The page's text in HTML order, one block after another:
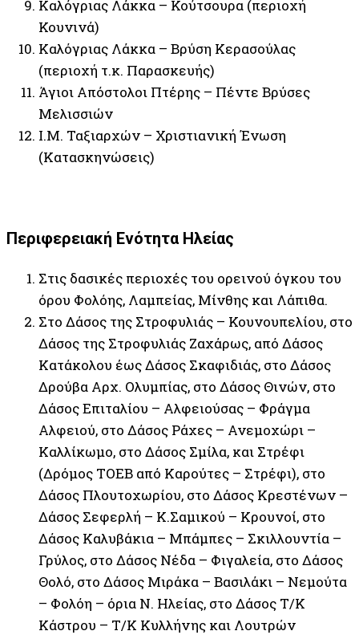
Καλόγριας Λάκκα – Κούτσουρα (περιοχή
Κουνινά)
Καλόγριας Λάκκα – Βρύση Κερασούλας
(περιοχή τ.κ. Παρασκευής)
Άγιοι Απόστολοι Πτέρης – Πέντε Βρύσες
Μελισσιών
Ι.Μ. Ταξιαρχών – Χριστιανική Ένωση
(Κατασκηνώσεις)
Περιφερειακή Ενότητα Ηλείας
Στις δασικές περιοχές του ορεινού όγκου του
όρου Φολόης, Λαμπείας, Μίνθης και Λάπιθα.
Στο Δάσος της Στροφυλιάς – Κουνουπελίου, στο
Δάσος της Στροφυλιάς Ζαχάρως, από Δάσος
Κατάκολου έως Δάσος Σκαφιδιάς, στο Δάσος
Δρούβα Αρχ. Ολυμπίας, στο Δάσος Θινών, στο
Δάσος Επιταλίου – Αλφειούσας – Φράγμα
Αλφειού, στο Δάσος Ράχες – Ανεμοχώρι –
Καλλίκωμο, στο Δάσος Σμίλα, και Στρέφι
(Δρόμος ΤΟΕΒ από Καρούτες – Στρέφι), στο
Δάσος Πλουτοχωρίου, στο Δάσος Κρεστένων –
Δάσος Σεφερλή – Κ.Σαμικού – Κρουνοί, στο
Δάσος Καλυβάκια – Μπάμπες – Σκιλλουντία –
Γρύλος, στο Δάσος Νέδα – Φιγαλεία, στο Δάσος
Θολό, στο Δάσος Μιράκα – Βασιλάκι – Νεμούτα
– Φολόη – όρια Ν. Ηλείας, στο Δάσος Τ/Κ
Κάστρου – Τ/Κ Κυλλήνης και Λουτρών